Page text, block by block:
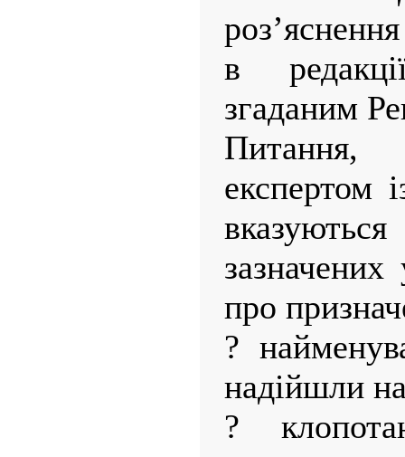
в
згаданим
експертом
про
?
надійшли
?